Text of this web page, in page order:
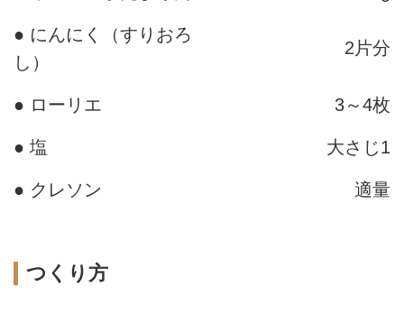
● にんにく（すりおろ
し）
2片分
● ローリエ 3～4枚
● 塩 大さじ1
● クレソン 適量
つくり方